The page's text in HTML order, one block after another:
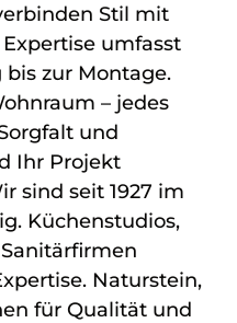
Stil mit
umfasst
zur Montage.
– jedes
und
Ihr Projekt
sind seit 1927 im
Küchenstudios,
Naturstein,
für Qualität und